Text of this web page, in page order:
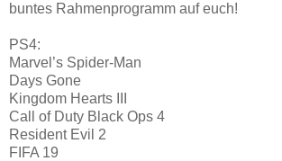
buntes Rahmenprogramm auf euch!
PS4:
Marvel’s Spider-Man
Days Gone
Kingdom Hearts III
Call of Duty Black Ops 4
Resident Evil 2
FIFA 19